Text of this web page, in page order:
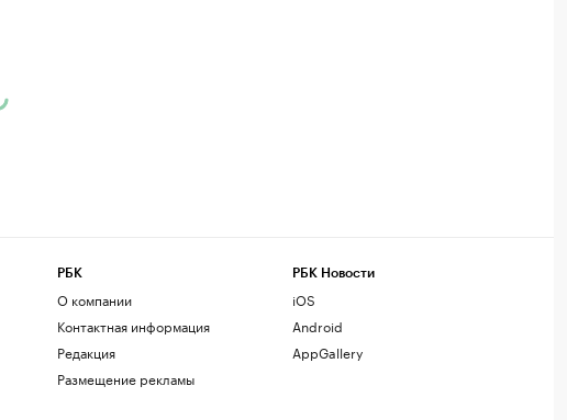
РБК
О компании
Контактная информация
Редакция
Размещение рекламы
РБК Новости
iOS
Android
AppGallery